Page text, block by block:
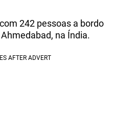
242 pessoas a bordo
na Índia.